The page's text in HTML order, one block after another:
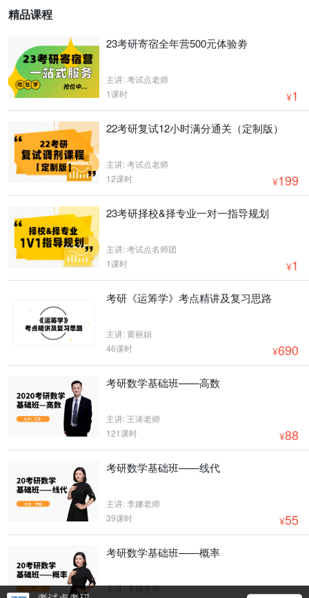
精品课程
23考研寄宿全年营500元体验劵
主讲: 考试点老师
¥1
1课时
22考研复试12小时满分通关（定制版）
主讲: 考试点老师
¥199
12课时
23考研择校&择专业一对一指导规划
主讲: 考试点名师团
¥1
1课时
考研《运筹学》考点精讲及复习思路
主讲: 黄丽娟
¥690
46课时
考研数学基础班——高数
主讲: 王涛老师
¥88
121课时
考研数学基础班——线代
主讲: 李娜老师
¥55
39课时
考研数学基础班——概率
主讲: 李娜老师